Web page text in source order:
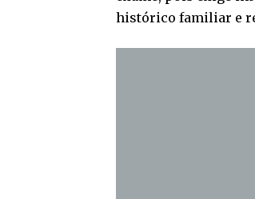
histórico familiar e